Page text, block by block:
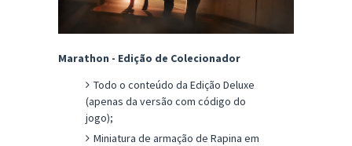
Marathon - Edição de Colecionador
Todo o conteúdo da Edição Deluxe
(apenas da versão com código do
jogo);
Miniatura de armação de Rapina em